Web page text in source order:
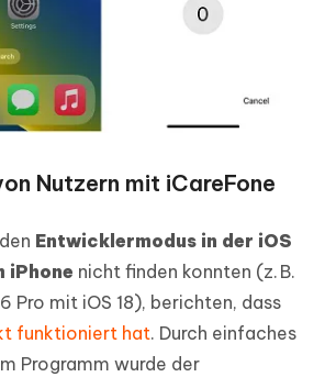
Nutzern mit iCareFone
Entwicklermodus in der iOS
iPhone nicht finden konnten (z. B.
Pro mit iOS 18), berichten, dass
funktioniert hat. Durch einfaches
Programm wurde der